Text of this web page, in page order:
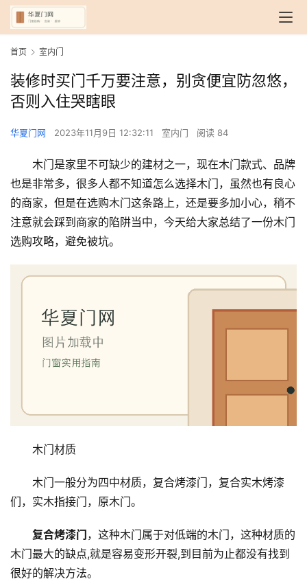
首页 室内门
装修时买门千万要注意，别贪便宜防忽悠，
否则入住哭瞎眼
华夏门网 2023年11月9日 12:32:11 室内门 阅读 84
木门是家里不可缺少的建材之一，现在木门款式、品牌
也是非常多，很多人都不知道怎么选择木门，虽然也有良心
的商家，但是在选购木门这条路上，还是要多加小心，稍不
注意就会踩到商家的陷阱当中，今天给大家总结了一份木门
选购攻略，避免被坑。
木门材质
木门一般分为四中材质，复合烤漆门，复合实木烤漆
们，实木指接门，原木门。
复合烤漆门 ，这种木门属于对低端的木门，这种材质的
木门最大的缺点,就是容易变形开裂,到目前为止都没有找到
很好的解决方法。